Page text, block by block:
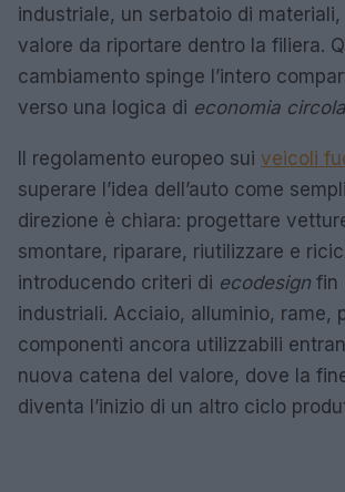
industriale, un serbatoio di
valore da riportare dentro la filiera.
cambiamento spinge l’intero
verso una logica di economia
Il regolamento europeo sui veicoli
superare l’idea dell’auto come
direzione è chiara: progettare
smontare, riparare, riutilizzare e
introducendo criteri di ecodesign fin
industriali. Acciaio, alluminio, rame,
componenti ancora utilizzabili
nuova catena del valore, dove la
diventa l’inizio di un altro ciclo